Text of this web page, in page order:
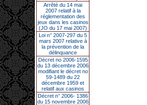
Arrêté du 14 mai
2007 relatif à la
réglementation des
jeux dans les casinos
(JO du 17 mai 2007)
Loi n° 2007-297 du 5
mars 2007 relative à
la prévention de la
délinquance
Décret no 2006-1595
du 13 décembre 2006
modifiant le décret no
59-1489 du 22
décembre 1959 et
relatif aux casinos
Décret n° 2006- 1386
du 15 novembre 2006